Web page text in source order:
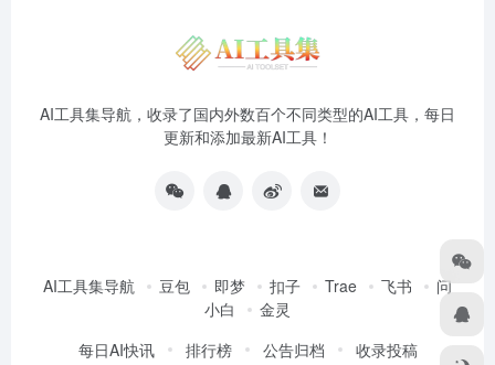
AI工具集导航，收录了国内外数百个不同类型的AI工具，每日
更新和添加最新AI工具！
AI工具集导航 豆包 即梦 扣子 Trae 飞书
问
小白
金灵
每日AI快讯
排行榜 公告归档 收录投稿